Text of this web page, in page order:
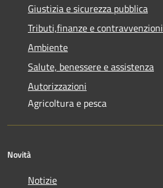
Giustizia e sicurezza pubblica
Tributi,finanze e contravvenzioni
Ambiente
Salute, benessere e assistenza
Autorizzazioni
Agricoltura e pesca
Novità
Notizie